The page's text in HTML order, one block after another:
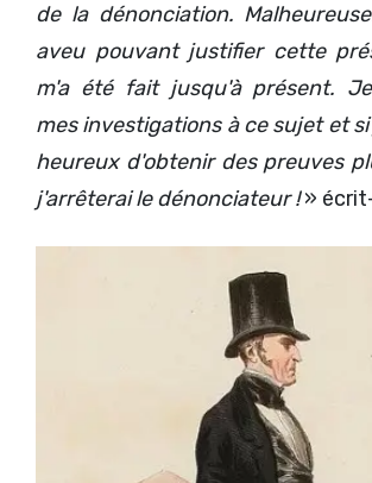
de la dénonciation.
aveu pouvant justifier cette
m'a été fait jusqu'à présent.
mes investigations à ce sujet et
heureux d'obtenir des preuves
j'arrêterai le dénonciateur !»